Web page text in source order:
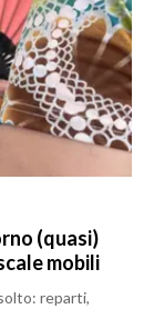
(quasi)
mobili
reparti,